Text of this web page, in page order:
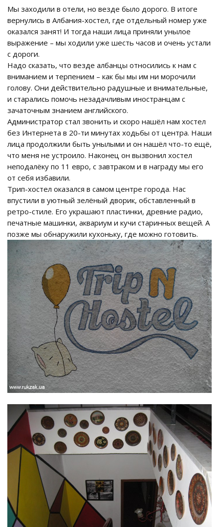
Мы заходили в отели, но везде было дорого. В итоге
вернулись в Албания-хостел, где отдельный номер уже
оказался занят! И тогда наши лица приняли унылое
выражение – мы ходили уже шесть часов и очень устали
с дороги.
Надо сказать, что везде албанцы относились к нам с
вниманием и терпением – как бы мы им ни морочили
голову. Они действительно радушные и внимательные,
и старались помочь незадачливым иностранцам с
зачаточным знанием английского.
Администратор стал звонить и скоро нашёл нам хостел
без Интернета в 20-ти минутах ходьбы от центра. Наши
лица продолжили быть унылыми и он нашёл что-то ещё,
что меня не устроило. Наконец он вызвонил хостел
неподалёку по 11 евро, с завтраком и в награду мы его
от себя избавили.
Трип-хостел оказался в самом центре города. Нас
впустили в уютный зелёный дворик, обставленный в
ретро-стиле. Его украшают пластинки, древние радио,
печатные машинки, аквариум и кучи старинных вещей. А
позже мы обнаружили кухоньку, где можно готовить.